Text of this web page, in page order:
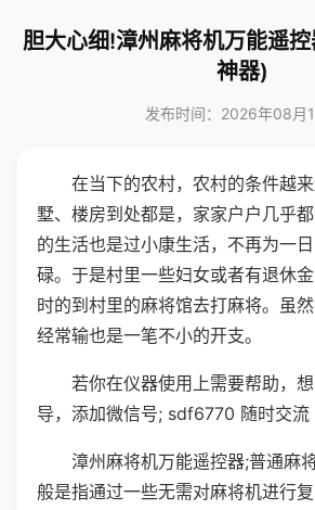
胆大心细!漳州麻将机万能遥
神器)
发布时间：2026年08月
在当下的农村，农村的条件越
墅、楼房到处都是，家家户户几乎
的生活也是过小康生活，不再为一
碌。于是村里一些妇女或者有退休
时的到村里的麻将馆去打麻将。虽
经常输也是一笔不小的开支。
若你在仪器使用上需要帮助，
导，添加微信号; sdf6770 随时交流
漳州麻将机万能遥控器;普通麻
般是指通过一些无需对麻将机进行